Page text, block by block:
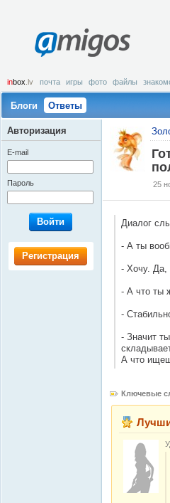
amigos
inbox .lv почта игры фото файлы
Блоги Ответы
25
Диалог
- А ты
- Хочу. Да,
- А что ты
-
- Значит
А что
Ключевые
Авторизация
E-mail
Пароль
Войти
Регистрация